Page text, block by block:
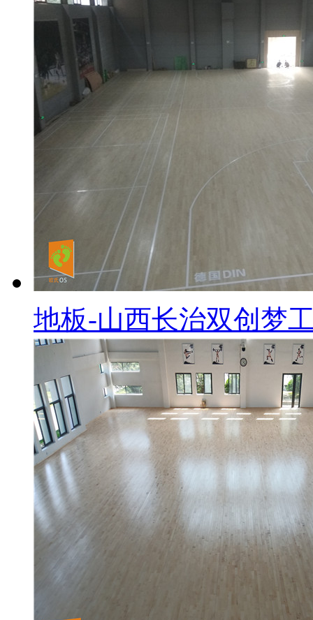
地板-山西长治双创梦